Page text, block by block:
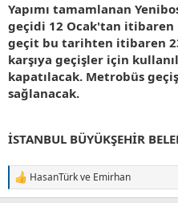
Yapımı tamamlanan
geçidi 12 Ocak'tan
geçit bu tarihten itibaren
karşıya geçişler için
kapatılacak. Metrobüs
sağlanacak.
İSTANBUL BÜYÜKŞEHİR
T
e
HasanTürkve Emirhan